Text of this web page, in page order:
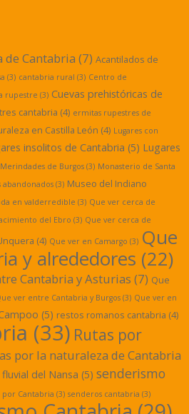
de Cantabria (7) Acantilados de
(3) cantabria rural (3) Centro de
rupestre (3) Cuevas prehistóricas de
cantabria (4) ermitas rupestres de
en Castilla León (4) Lugares con
insolitos de Cantabria (5) Lugares
Merindades de Burgos (3) Monasterio de Santa
abandonados (3) Museo del Indiano
en valderredible (3) Que ver cerca de
del Ebro (3) Que ver cerca de
(4) Que ver en Camargo (3) Que
y alrededores (22)
Cantabria y Asturias (7) Que
ver entre Cantabria y Burgos (3) Que ver en
(5) restos romanos cantabria (4)
(33) Rutas por
por la naturaleza de Cantabria
fluvial del Nansa (5) senderismo
Cantabria (3) senderos cantabria (3)